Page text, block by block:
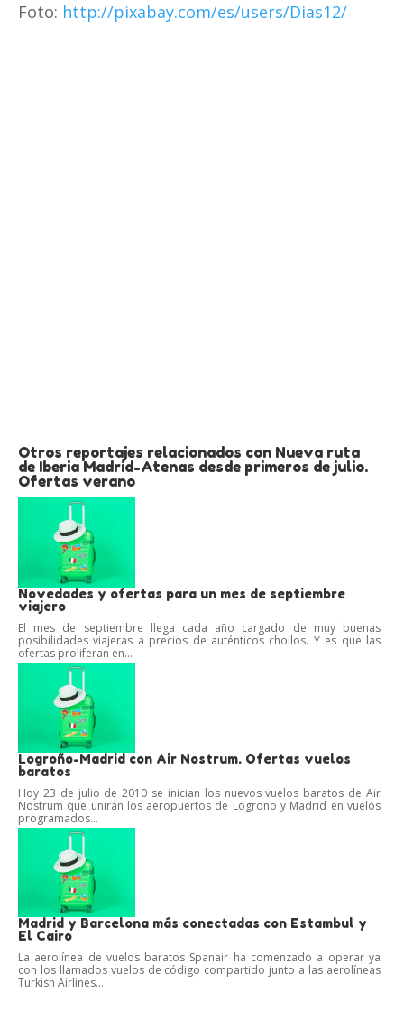
Foto: http://pixabay.com/es/users/Dias12/
Otros reportajes relacionados con Nueva ruta
de Iberia Madrid-Atenas desde primeros de julio.
Ofertas verano
Novedades y ofertas para un mes de septiembre
viajero
El mes de septiembre llega cada año cargado de muy buenas
posibilidades viajeras a precios de auténticos chollos. Y es que las
ofertas proliferan en...
Logroño-Madrid con Air Nostrum. Ofertas vuelos
baratos
Hoy 23 de julio de 2010 se inician los nuevos vuelos baratos de Air
Nostrum que unirán los aeropuertos de Logroño y Madrid en vuelos
programados...
Madrid y Barcelona más conectadas con Estambul y
El Cairo
La aerolínea de vuelos baratos Spanair ha comenzado a operar ya
con los llamados vuelos de código compartido junto a las aerolíneas
Turkish Airlines...